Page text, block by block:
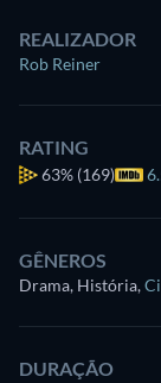
REALIZADOR
Rob Reiner
RATING
63% (169)
GÊNEROS
Drama, História,
DURAÇÃO